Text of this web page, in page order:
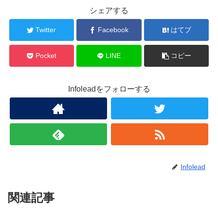
シェアする
Twitter Facebook はてブ
Pocket LINE コピー
Infoleadをフォローする
Infolead
関連記事